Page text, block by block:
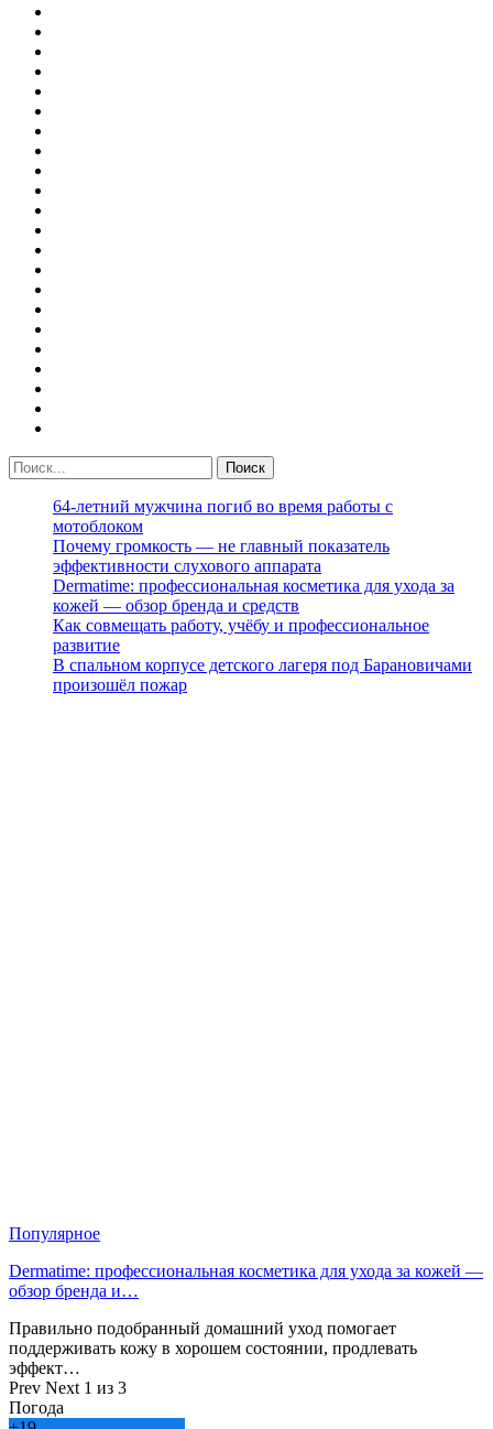
64-летний мужчина погиб во время работы с
мотоблоком
Почему громкость — не главный показатель
эффективности слухового аппарата
Dermatime: профессиональная косметика для ухода за
кожей — обзор бренда и средств
Как совмещать работу, учёбу и профессиональное
развитие
В спальном корпусе детского лагеря под Барановичами
произошёл пожар
Популярное
Dermatime: профессиональная косметика для ухода за кожей —
обзор бренда и…
Правильно подобранный домашний уход помогает
поддерживать кожу в хорошем состоянии, продлевать
эффект…
Prev Next 1 из 3
Погода